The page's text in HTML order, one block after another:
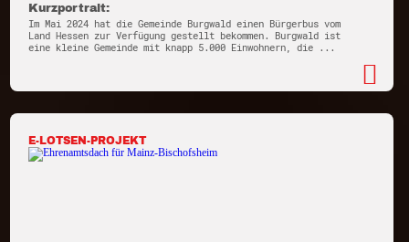
Kurzportrait:
Im Mai 2024 hat die Gemeinde Burgwald einen Bürgerbus vom
Land Hessen zur Verfügung gestellt bekommen. Burgwald ist
eine kleine Gemeinde mit knapp 5.000 Einwohnern, die ...
E-LOTSEN-PROJEKT